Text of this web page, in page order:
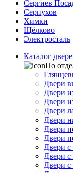
Сергиев
Серпухов
Химки
Щёлково
Электросталь
Каталог
По
Двери
Двери
Двери
Двери
Двери
Двери
Двери
Двери
Двери с
Двери